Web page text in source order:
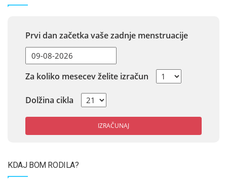
Prvi dan začetka vaše zadnje menstruacije
Za koliko mesecev želite izračun
Dolžina cikla
IZRAČUNAJ
KDAJ BOM RODILA?